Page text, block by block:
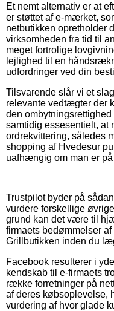
Et nemt alternativ er at
er støttet af e-mærket,
netbutikken opretholder
virksomheden fra tid til
meget fortrolige
lejlighed til en
udfordringer ved din
Tilsvarende slår vi et
relevante vedtægter der
den
samtidig essesentielt, at
ordrekvittering, således
shopping af Hvedesur
uafhængig om man er
Trustpilot byder på
vurdere forskellige
grund kan det være til
firmaets bedømmelser
Grillbutikken inden du
Facebook resulterer i
kendskab til e-firmaets
række forretninger på
af deres købsoplevelse,
vurdering af hvor glade